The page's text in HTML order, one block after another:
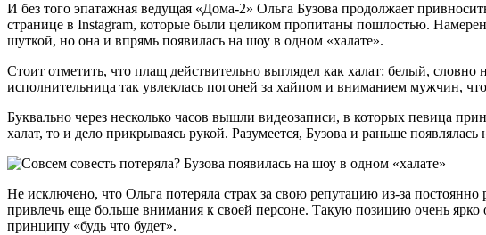
И без того эпатажная ведущая «Дома-2» Ольга Бузова продолжает
странице в Instagram, которые были целиком пропитаны пошлостью.
шуткой, но она и впрямь появилась на шоу в одном «халате».
Стоит отметить, что плащ действительно выглядел как халат: белый,
исполнительница так увлеклась погоней за хайпом и вниманием мужчин,
Буквально через несколько часов вышли видеозаписи, в которых певица
халат, то и дело прикрываясь рукой. Разумеется, Бузова и раньше
Не исключено, что Ольга потеряла страх за свою репутацию из-за
привлечь еще больше внимания к своей персоне. Такую позицию очень ярко
принципу «будь что будет».